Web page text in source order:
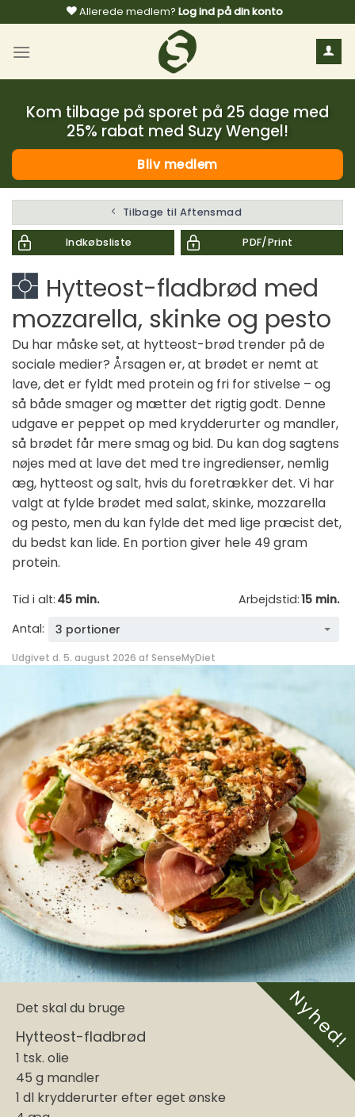
til
indhold
Allerede medlem? Log ind på din konto
Kom tilbage på sporet på 25 dage med
25% rabat med Suzy Wengel!
Bliv medlem
Tilbage til Aftensmad
Indkøbsliste PDF/Print
Hytteost-fladbrød med
mozzarella, skinke og pesto
Du har måske set, at hytteost-brød trender på de
sociale medier? Årsagen er, at brødet er nemt at
lave, det er fyldt med protein og fri for stivelse – og
så både smager og mætter det rigtig godt. Denne
udgave er peppet op med krydderurter og mandler,
så brødet får mere smag og bid. Du kan dog sagtens
nøjes med at lave det med tre ingredienser, nemlig
æg, hytteost og salt, hvis du foretrækker det. Vi har
valgt at fylde brødet med salat, skinke, mozzarella
og pesto, men du kan fylde det med lige præcist det,
du bedst kan lide. En portion giver hele 49 gram
protein.
Tid i alt: 45 min. Arbejdstid:15 min.
Antal:
3 portioner
Udgivet d. 5. august 2026 af SenseMyDiet
Nyhed!
Det skal du bruge
Hytteost-fladbrød
1 tsk. olie
45 g mandler
1 dl krydderurter efter eget ønske